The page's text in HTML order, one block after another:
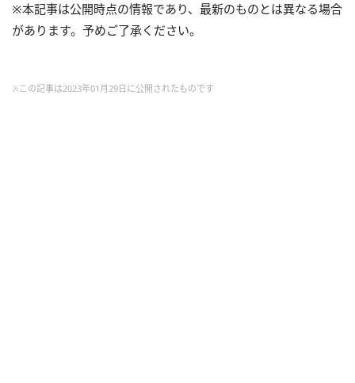
※本記事は公開時点の情報であり、最新のものとは異なる場合
があります。予めご了承ください。
※この記事は2023年01月29日に公開されたものです